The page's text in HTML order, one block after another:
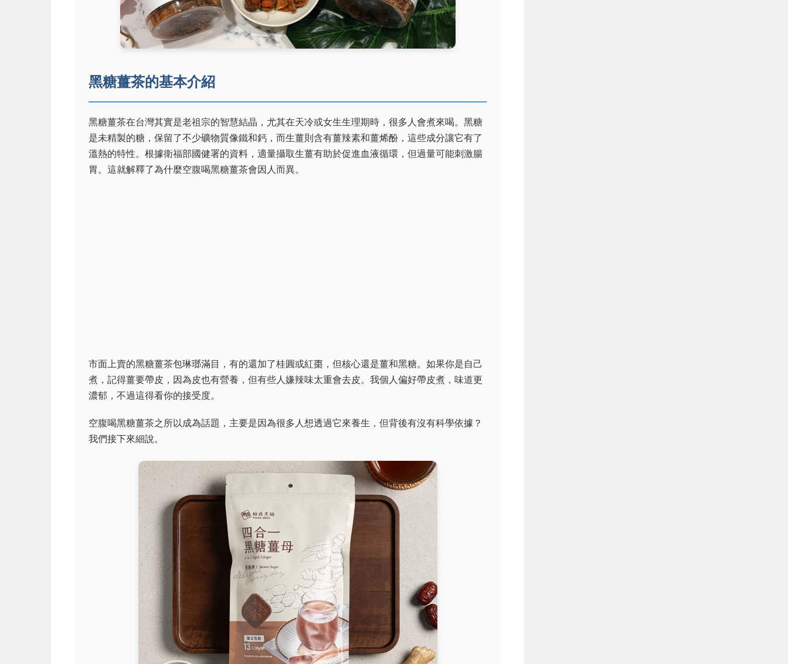
黑糖薑茶的基本介紹
黑糖薑茶在台灣其實是老祖宗的智慧結晶，尤其在天冷或女生生理期時，很多人會煮來喝。黑糖
是未精製的糖，保留了不少礦物質像鐵和鈣，而生薑則含有薑辣素和薑烯酚，這些成分讓它有了
溫熱的特性。根據衛福部國健署的資料，適量攝取生薑有助於促進血液循環，但過量可能刺激腸
胃。這就解釋了為什麼空腹喝黑糖薑茶會因人而異。
市面上賣的黑糖薑茶包琳瑯滿目，有的還加了桂圓或紅棗，但核心還是薑和黑糖。如果你是自己
煮，記得薑要帶皮，因為皮也有營養，但有些人嫌辣味太重會去皮。我個人偏好帶皮煮，味道更
濃郁，不過這得看你的接受度。
空腹喝黑糖薑茶之所以成為話題，主要是因為很多人想透過它來養生，但背後有沒有科學依據？
我們接下來細說。